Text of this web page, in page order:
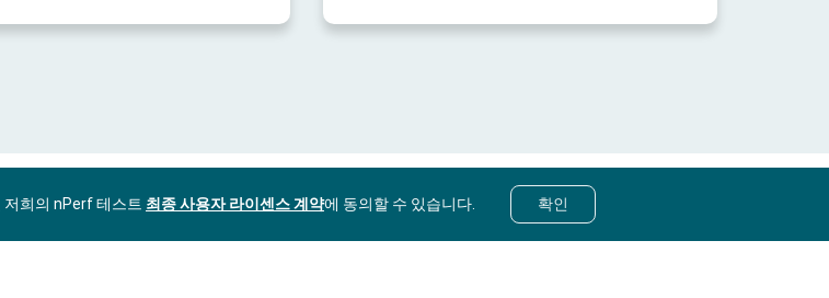
저희의 nPerf 테스트 최종 사용자 라이센스 계약에 동의할 수 있습니다. 확인